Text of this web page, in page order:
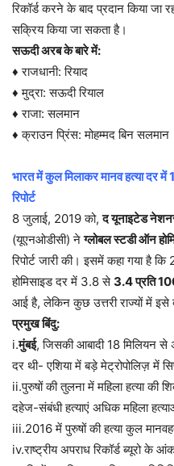
रिकॉर्ड करने के बाद प्रदान किया जा
सक्रिय किया जा सकता है।
सऊदी अरब के बारे में:
♦ राजधानी: रियाद
♦ मुद्रा: सऊदी रियाल
♦ राजा: सलमान
♦ क्राउन प्रिंस: मोहम्मद बिन सलमान
भारत में कुल मिलाकर मानव हत्या दर
रिपोर्ट
8 जुलाई, 2019 को,द यूनाइटेड
(यूएनओडीसी) नेग्लोबल स्टडी ऑन
रिपोर्ट जारी की। इसमें कहा गया है
होमिसाइड दर में 3.8 से 3.4 प्रति
आई है, लेकिन कुछ उत्तरी राज्यों में इसे
प्रमुख बिंदु:
i.मुंबई, जिसकी आबादी 18 मिलियन
दर थी- एशिया में बड़े मेट्रोपोलिज़ में
ii.पुरुषों की तुलना में महिला हत्या की
दहेज-संबंधी हत्याएं अधिक महिला
iii.2016 में पुरुषों की हत्या कुल
iv.राष्ट्रीय अपराध रिकॉर्ड ब्यूरो